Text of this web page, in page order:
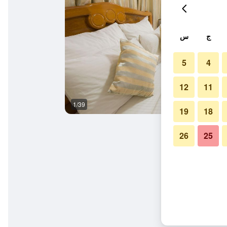
1/39
ج س
4
5
11
12
18
19
25
26